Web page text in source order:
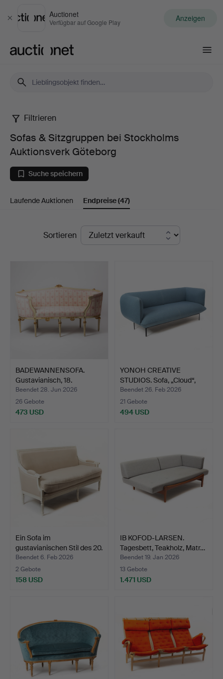
Schließen
Auctionet
Verfügbar auf Google Play Anzeigen
Sofas
Sitzgruppen
bei
Auktionsverk
Filtrieren
Sofas & Sitzgruppen bei Stockholms
Auktionsverk Göteborg
Suche speichern
Laufende Auktionen Endpreise(47)
EndpreiseSortieren
BADEWANNENSOFA.
Gustavianisch, 18.
Jahrhun…
Beendet 28. Jun 2026
26 Gebote
473 USD
YONOH CREATIVE
STUDIOS. Sofa, „Cloud“,
Bol…
Beendet 26. Feb 2026
21 Gebote
494 USD
Ein Sofa im
gustavianischen Stil des 20.
J…
Beendet 6. Feb 2026
2 Gebote
158 USD
IB KOFOD-LARSEN.
Tagesbett, Teakholz, Matr…
Beendet 19. Jan 2026
13 Gebote
1.471 USD